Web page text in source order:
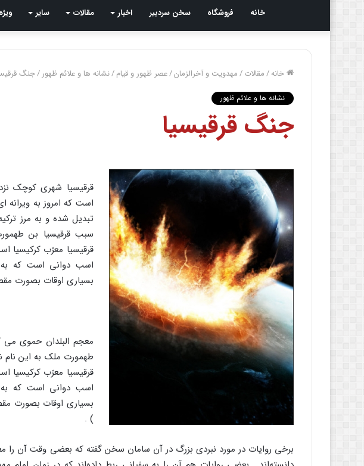
خانه فروشگاه سخن سردبیر اخبار مقالات سایر
خانه/مقالات/مهدویت و آخرالزمان/عصر ظهور و قیام/نشانه ها و علائم ظهور /جنگ
نشانه ها و علائم ظهور
جنگ قرقيسيا
قرقیسیا شهرى کوچک
است که امروز به ویرانه
تبدیل شده و به مرز
سبب قرقیسیا بن
قرقیسیا معرّب کرکیسیا
اسب دوانى است که به
بسیارى اوقات بصورت
معجم البلدان حموى مى
طهمورت ملک به این نام
قرقیسیا معرّب کرکیسیا
اسب دوانى است که به
بسیارى اوقات بصورت
) .
برخى روایات در مورد نبردى بزرگ در آن سامان سخن گفته که بعضى وقت آن را